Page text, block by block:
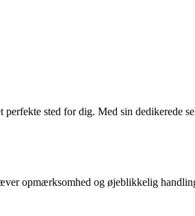
sted for dig. Med sin dedikerede
opmærksomhed og øjeblikkelig